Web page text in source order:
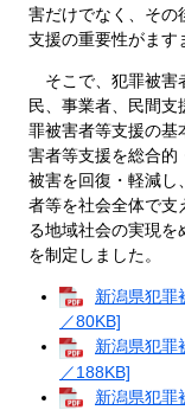
害だけでなく、その
支援の重要性がます
そこで、犯罪被害
民、事業者、民間
罪被害者等支援の基
害者等支援を総合的
被害を回復・軽減し
者等を社会全体で支
る地域社会の実現を
を制定しました。
新潟県犯罪
／80KB]
新潟県犯罪
／188KB]
新潟県犯罪